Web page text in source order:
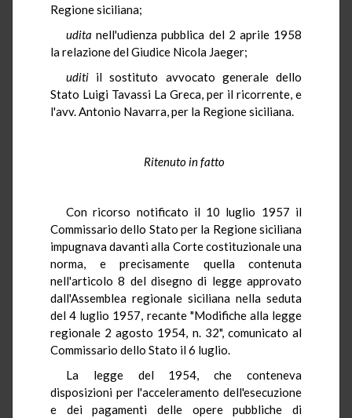
Regione siciliana;
udita nell'udienza pubblica del 2 aprile 1958
la relazione del Giudice Nicola Jaeger;
uditi il sostituto avvocato generale dello
Stato Luigi Tavassi La Greca, per il ricorrente, e
l'avv. Antonio Navarra, per la Regione siciliana.
Ritenuto in fatto
Con ricorso notificato il 10 luglio 1957 il
Commissario dello Stato per la Regione siciliana
impugnava davanti alla Corte costituzionale una
norma, e precisamente quella contenuta
nell'articolo 8 del disegno di legge approvato
dall'Assemblea regionale siciliana nella seduta
del 4 luglio 1957, recante "Modifiche alla legge
regionale 2 agosto 1954, n. 32", comunicato al
Commissario dello Stato il 6 luglio.
La legge del 1954, che conteneva
disposizioni per l'acceleramento dell'esecuzione
e dei pagamenti delle opere pubbliche di